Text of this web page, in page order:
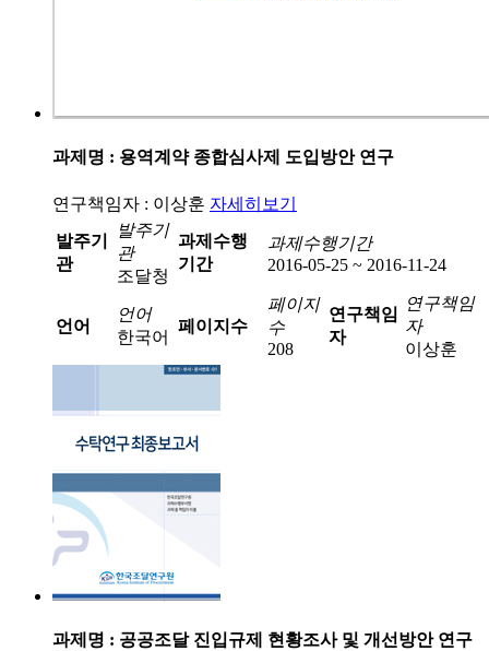
과제명 : 용역계약 종합심사제 도입방안 연구
연구책임자 : 이상훈 자세히보기
발주기
관
발주기
관
조달청
과제수행
기간
과제수행기간
2016-05-25 ~ 2016-11-24
언어
언어
한국어
페이지수
페이지
수
208
연구책임
자
연구책임
자
이상훈
과제명 : 공공조달 진입규제 현황조사 및 개선방안 연구